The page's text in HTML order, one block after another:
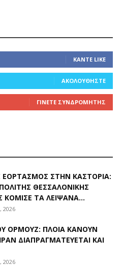
ΚΆΝΤΕ LIKE
ΑΚΟΛΟΥΘΉΣΤΕ
ΓΊΝΕΤΕ ΣΥΝΔΡΟΜΗΤΉΣ
ΣΤΗΝ ΚΑΣΤΟΡΙΆ:
ΘΕΣΣΑΛΟΝΊΚΗΣ
ΚΌΜΙΣΕ ΤΑ ΛΕΊΨΑΝΑ...
2026
ΟΡΜΟΎΖ: ΠΛΟΊΑ ΚΆΝΟΥΝ
ΔΙΑΠΡΑΓΜΑΤΕΎΕΤΑΙ ΚΑΙ
2026